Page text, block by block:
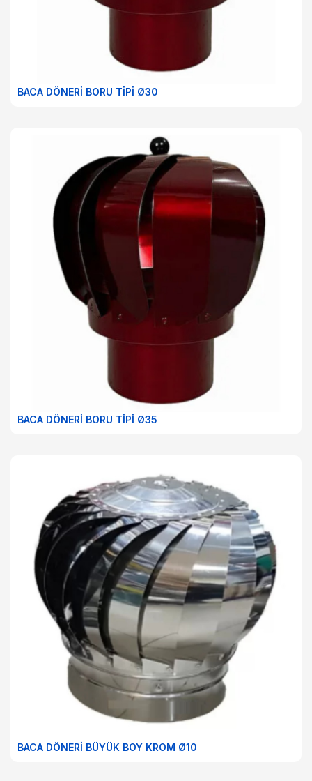
BACA DÖNERİ BORU TİPİ Ø30
BACA DÖNERİ BORU TİPİ Ø35
BACA DÖNERİ BÜYÜK BOY KROM Ø10